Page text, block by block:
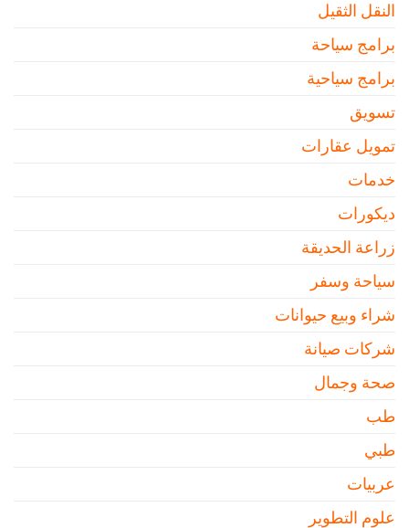
النقل الثقيل
برامج سياحة
برامج سياحية
تسويق
تمويل عقارات
خدمات
ديكورات
زراعة الحديقة
سياحة وسفر
شراء وبيع حيوانات
شركات صيانة
صحة وجمال
طب
طبي
عربيات
علوم التطوير